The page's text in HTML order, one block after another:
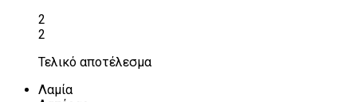
2
2
Τελικό αποτέλεσμα
Λαμία